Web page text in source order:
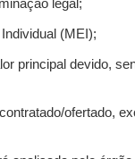
legal;
(MEI);
principal devido,
ofertado,